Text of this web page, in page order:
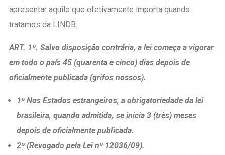
apresentar aquilo que efetivamente importa quando
tratamos da LINDB.
ART. 1º. Salvo disposição contrária, a lei começa a vigorar
em todo o país 45 (quarenta e cinco) dias depois de
oficialmente publicada (grifos nossos).
1º Nos Estados estrangeiros, a obrigatoriedade da lei
brasileira, quando admitida, se inicia 3 (três) meses
depois de oficialmente publicada.
2º (Revogado pela Lei nº 12036/09).